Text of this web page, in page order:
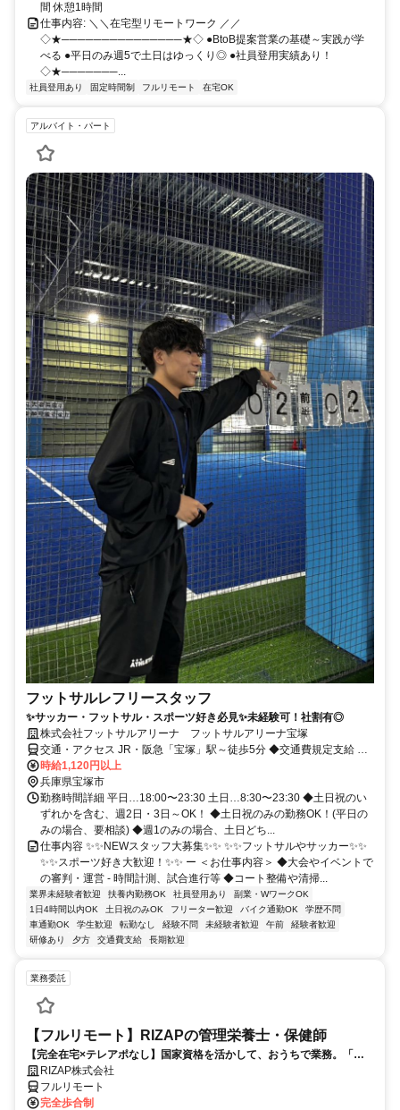
間 休憩1時間
仕事内容: ＼＼在宅型リモートワーク ／／
◇★───────────────★◇ ●BtoB提案営業の基礎～実践が学
べる ●平日のみ週5で土日はゆっくり◎ ●社員登用実績あり！
◇★───────...
社員登用あり 固定時間制 フルリモート 在宅OK
アルバイト・パート
フットサルレフリースタッフ
✨サッカー・フットサル・スポーツ好き必見✨未経験可！社割有◎
株式会社フットサルアリーナ フットサルアリーナ宝塚
交通・アクセス JR・阪急「宝塚」駅～徒歩5分 ◆交通費規定支給 ◆
車通勤可
時給1,120円以上
兵庫県宝塚市
勤務時間詳細 平日…18:00〜23:30 土日…8:30〜23:30 ◆土日祝のい
ずれかを含む、週2日・3日～OK！ ◆土日祝のみの勤務OK！(平日の
みの場合、要相談) ◆週1のみの場合、土日どち...
仕事内容 ✨✨NEWスタッフ大募集✨✨ ✨✨フットサルやサッカー✨✨
✨✨スポーツ好き大歓迎！✨✨ ー ＜お仕事内容＞ ◆大会やイベントで
の審判・運営 - 時間計測、試合進行等 ◆コート整備や清掃...
業界未経験者歓迎 扶養内勤務OK 社員登用あり
副業・WワークOK
1日4時間以内OK
土日祝のみOK フリーター歓迎 バイク通勤OK
学歴不問
車通勤OK
学生歓迎 転勤なし 経験不問 未経験者歓迎 午前
経験者歓迎
研修あり
夕方 交通費支給 長期歓迎
業務委託
【フルリモート】RIZAPの管理栄養士・保健師
【完全在宅×テレアポなし】国家資格を活かして、おうちで業務。「も
う一つの安心」を。主婦・Wワーカー活躍中！「平日の日中だけ」「夕
方以降の数時間だけ」など、生活リズムに合わせた時間調整が可能で
す。1件ごとの成果報酬型だから、頑張った分だけ手応えのある収入
RIZAP株式会社
フルリモート
完全歩合制